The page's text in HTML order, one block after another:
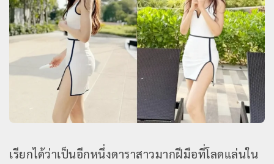
เรียกได้ว่าเป็นอีกหนึ่งดาราสาวมากฝีมือที่โลดแล่นใน